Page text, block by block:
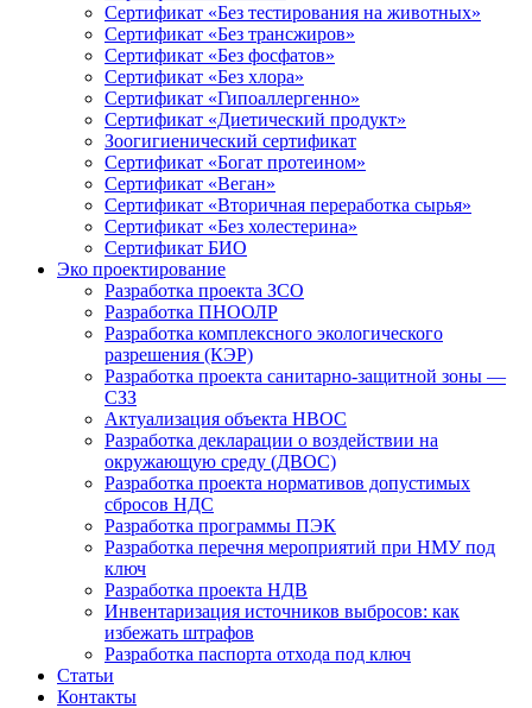
Сертификат «Без тестирования на животных»
Сертификат «Без трансжиров»
Сертификат «Без фосфатов»
Сертификат «Без хлора»
Сертификат «Гипоаллергенно»
Сертификат «Диетический продукт»
Зоогигиенический сертификат
Сертификат «Богат протеином»
Сертификат «Веган»
Сертификат «Вторичная переработка сырья»
Сертификат «Без холестерина»
Сертификат БИО
Эко проектирование
Разработка проекта ЗСО
Разработка ПНООЛР
Разработка комплексного экологического
разрешения (КЭР)
Разработка проекта санитарно-защитной зоны —
СЗЗ
Актуализация объекта НВОС
Разработка декларации о воздействии на
окружающую среду (ДВОС)
Разработка проекта нормативов допустимых
сбросов НДС
Разработка программы ПЭК
Разработка перечня мероприятий при НМУ под
ключ
Разработка проекта НДВ
Инвентаризация источников выбросов: как
избежать штрафов
Разработка паспорта отхода под ключ
Статьи
Контакты